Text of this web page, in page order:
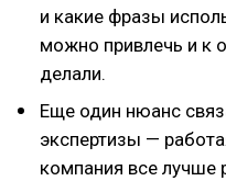
и какие фразы
можно привлечь и к
делали.
Еще один нюанс
экспертизы —
компания все лучше